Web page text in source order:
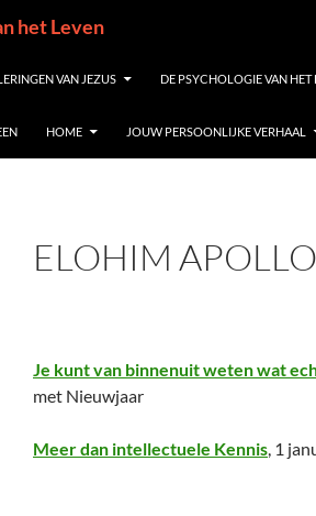
het Leven
VAN JEZUS DE PSYCHOLOGIE VAN
HOME JOUW PERSOONLIJKE VERHAAL
ELOHIM APOLLO
Je kunt van binnenuit weten wat
met Nieuwjaar
Meer dan intellectuele Kennis, 1